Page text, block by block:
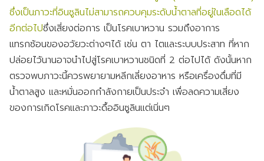
ซึ่งเป็นภาวะที่อินซูลินไม่สามารถควบคุมระดับน้ำตาลที่อยู่ในเลือดได้
อีกต่อไปซึ่งเสี่ยงต่อการ เป็นโรคเบาหวาน รวมถึงอาการ
แทรกซ้อนของอวัยวะต่างๆได้ เช่น ตา ไตและระบบประสาท ที่หาก
ปล่อยไว้นานอาจนำไปสู่โรคเบาหวานชนิดที่ 2 ต่อไปได้ ดังนั้นหาก
ตรวจพบภาวะนี้ควรพยายามหลีกเลี่ยงอาหาร หรือเครื่องดื่มที่มี
น้ำตาลสูง และหมั่นออกกำลังกายเป็นประจำ เพื่อลดความเสี่ยง
ของการเกิดโรคและภาวะดื้ออินซูลินแต่เนิ่นๆ